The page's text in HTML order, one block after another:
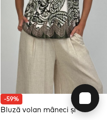
-59%
Bluză volan mâneci și